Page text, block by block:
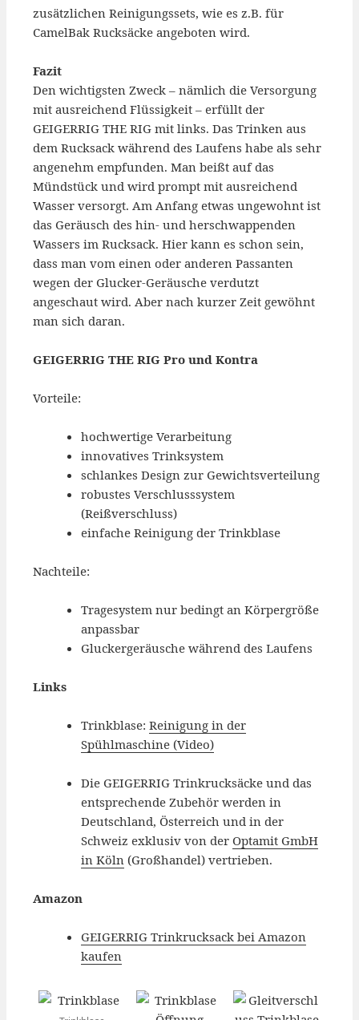
zusätzlichen Reinigungssets, wie es z.B. für
CamelBak Rucksäcke angeboten wird.
Fazit
Den wichtigsten Zweck – nämlich die Versorgung
mit ausreichend Flüssigkeit – erfüllt der
GEIGERRIG THE RIG mit links. Das Trinken aus
dem Rucksack während des Laufens habe als sehr
angenehm empfunden. Man beißt auf das
Mündstück und wird prompt mit ausreichend
Wasser versorgt. Am Anfang etwas ungewohnt ist
das Geräusch des hin- und herschwappenden
Wassers im Rucksack. Hier kann es schon sein,
dass man vom einen oder anderen Passanten
wegen der Glucker-Geräusche verdutzt
angeschaut wird. Aber nach kurzer Zeit gewöhnt
man sich daran.
GEIGERRIG THE RIG Pro und Kontra
Vorteile:
hochwertige Verarbeitung
innovatives Trinksystem
schlankes Design zur Gewichtsverteilung
robustes Verschlusssystem
(Reißverschluss)
einfache Reinigung der Trinkblase
Nachteile:
Tragesystem nur bedingt an Körpergröße
anpassbar
Gluckergeräusche während des Laufens
Links
Trinkblase:Reinigung in der
Spühlmaschine (Video)
Die GEIGERRIG Trinkrucksäcke und das
entsprechende Zubehör werden in
Deutschland, Österreich und in der
Schweiz exklusiv von derOptamit GmbH
in Köln (Großhandel) vertrieben.
Amazon
GEIGERRIG Trinkrucksack bei Amazon
kaufen